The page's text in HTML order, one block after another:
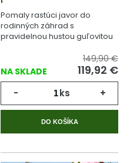
Pomaly rastúci javor do
rodinných záhrad s
pravidelnou hustou guľovitou
NA SKLADE
149,90 €
119,92 €
- ks +
DO KOŠÍKA